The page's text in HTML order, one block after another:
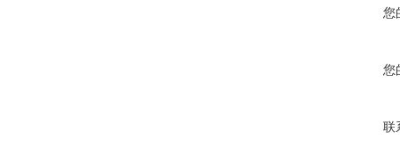
您
您
联